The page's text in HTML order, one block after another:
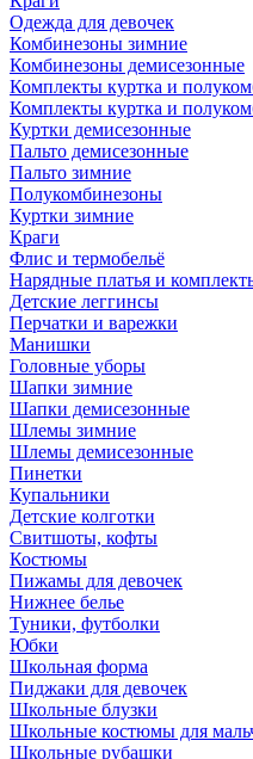
Одежда для девочек
Комбинезоны зимние
Комбинезоны демисезонные
Комплекты куртка и
Комплекты куртка и
Куртки демисезонные
Пальто демисезонные
Пальто зимние
Полукомбинезоны
Куртки зимние
Краги
Флис и термобельё
Нарядные платья и
Детские леггинсы
Перчатки и варежки
Манишки
Головные уборы
Шапки зимние
Шапки демисезонные
Шлемы зимние
Шлемы демисезонные
Пинетки
Купальники
Детские колготки
Свитшоты, кофты
Костюмы
Пижамы для девочек
Нижнее белье
Туники, футболки
Юбки
Школьная форма
Пиджаки для девочек
Школьные блузки
Школьные костюмы для
Школьные рубашки